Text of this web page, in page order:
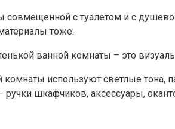
с туалетом и с
тоже.
ванной комнаты – это
комнаты используют светлые
ручки шкафчиков, аксессуары,